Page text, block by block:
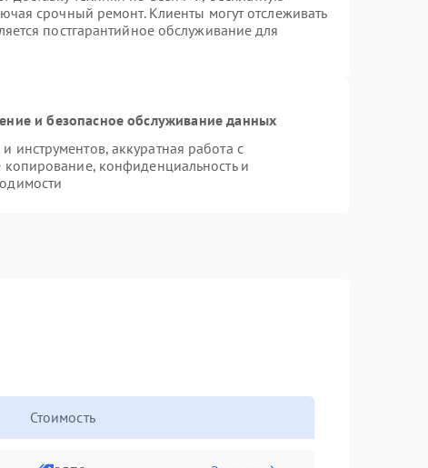
срочный ремонт. Клиенты могут отслеживать
постгарантийное обслуживание для
и безопасное обслуживание данных
аккуратная работа с
конфиденциальность и
Стоимость